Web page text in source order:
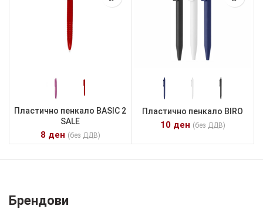
Пластично пенкало BASIC 2
SALE
8 ден (без ДДВ)
Пластично пенкало BIRO
10 ден (без ДДВ)
Брендови